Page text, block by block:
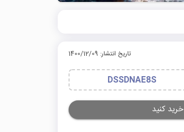
تاریخ انتشار: 1400/12/09
DSSDNAE8S
خرید کنید